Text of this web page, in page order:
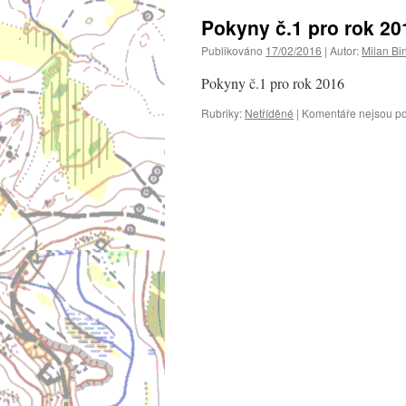
Pokyny č.1 pro rok
Publikováno 17/02/2016 | Autor: Milan
Pokyny č.1 pro rok 2016
Rubriky: Netříděné | Komentáře nejsou